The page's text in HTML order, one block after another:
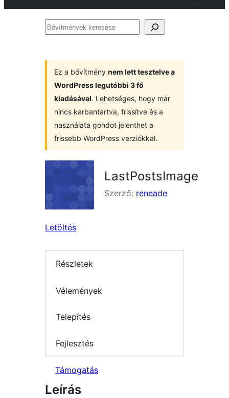
Bővítmények
Ez a bővítmény nem lett tesztelve a
WordPress legutóbbi 3 fő
kiadásával. Lehetséges, hogy már
nincs karbantartva, frissítve és a
használata gondot jelenthet a
frissebb WordPress verziókkal.
LastPostsImage
Szerző: reneade
Letöltés
Részletek
Vélemények
Telepítés
Fejlesztés
Támogatás
Leírás